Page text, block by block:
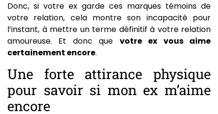
Donc, si votre ex garde ces marques témoins de
votre relation, cela montre son incapacité pour
l’instant, à mettre un terme définitif à votre relation
amoureuse. Et donc que votre ex vous aime
certainement encore.
Une forte attirance physique
pour savoir si mon ex m’aime
encore